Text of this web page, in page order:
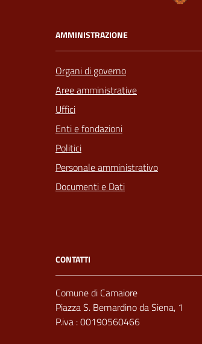
AMMINISTRAZIONE
Organi di governo
Aree amministrative
Uffici
Enti e fondazioni
Politici
Personale amministrativo
Documenti e Dati
CONTATTI
Comune di Camaiore
Piazza S. Bernardino da Siena, 1
P.iva : 00190560466